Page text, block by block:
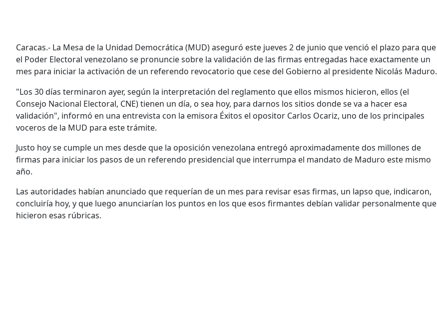
Caracas.- La Mesa de la Unidad Democrática (MUD) aseguró este jueves 2 de junio que venció el plazo para que
el Poder Electoral venezolano se pronuncie sobre la validación de las firmas entregadas hace exactamente un
mes para iniciar la activación de un referendo revocatorio que cese del Gobierno al presidente Nicolás Maduro.
"Los 30 días terminaron ayer, según la interpretación del reglamento que ellos mismos hicieron, ellos (el
Consejo Nacional Electoral, CNE) tienen un día, o sea hoy, para darnos los sitios donde se va a hacer esa
validación", informó en una entrevista con la emisora Éxitos el opositor Carlos Ocariz, uno de los principales
voceros de la MUD para este trámite.
Justo hoy se cumple un mes desde que la oposición venezolana entregó aproximadamente dos millones de
firmas para iniciar los pasos de un referendo presidencial que interrumpa el mandato de Maduro este mismo
año.
Las autoridades habían anunciado que requerían de un mes para revisar esas firmas, un lapso que, indicaron,
concluiría hoy, y que luego anunciarían los puntos en los que esos firmantes debían validar personalmente que
hicieron esas rúbricas.